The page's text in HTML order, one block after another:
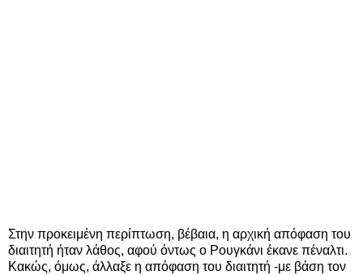
Στην προκειμένη περίπτωση, βέβαια, η αρχική απόφαση του
διαιτητή ήταν λάθος, αφού όντως ο Ρουγκάνι έκανε πέναλτι.
Κακώς, όμως, άλλαξε η απόφαση του διαιτητή -με βάση τον